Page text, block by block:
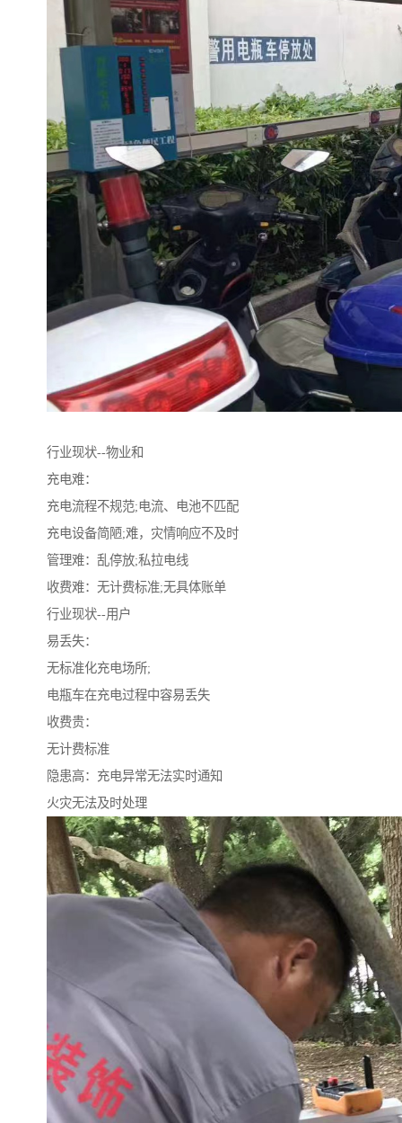
行业现状--物业和
充电难：
充电流程不规范;电流、电池不匹配
充电设备简陋;难，灾情响应不及时
管理难：乱停放;私拉电线
收费难：无计费标准;无具体账单
行业现状--用户
易丢失：
无标准化充电场所;
电瓶车在充电过程中容易丢失
收费贵：
无计费标准
隐患高：充电异常无法实时通知
火灾无法及时处理